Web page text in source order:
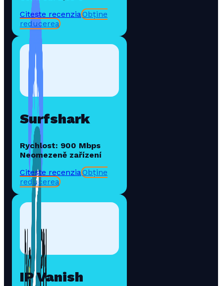
Citește recenziaObține
reducerea
Surfshark
Rychlost: 900 Mbps
Neomezeně zařízení
Citește recenziaObține
reducerea
IP Vanish